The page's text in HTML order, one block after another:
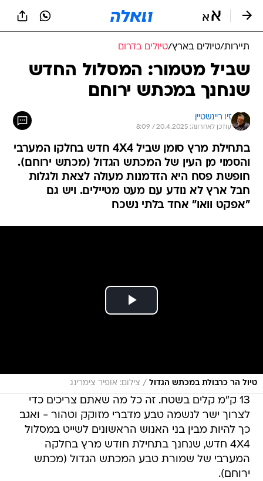
תיירות/טיולים בארץ/טיולים בדרום
שביל מטמור: המסלול החדש
שנחנך במכתש ירוחם
זיו ריינשטיין
עודכן לאחרונה: 20.4.2025 / 8:09
בתחילת מרץ סומן שביל 4X4 חדש בחלקו המערבי
והסמוי מן העין של המכתש הגדול (מכתש ירוחם).
חופשת פסח היא הזדמנות מעולה לצאת ולגלות
חבל ארץ לא נודע עם מעט מטיילים. ויש גם
"אפקט וואו" אחד בלתי נשכח
טיול הר כרבולת במכתש הגדול / צילום: אופיר צימרינג
13 ק"מ קלים בשטח. זה כל מה שאתם צריכים כדי
לצרוך ישר לנשמה טבע מדברי מזוקק וטהור - ואגב
כך להיות מבין בני האנוש הראשונים לשייט במסלול
4X4 חדש, שנחנך בתחילת חודש מרץ בחלקה
המערבי של שמורת טבע המכתש הגדול (מכתש
ירוחם).